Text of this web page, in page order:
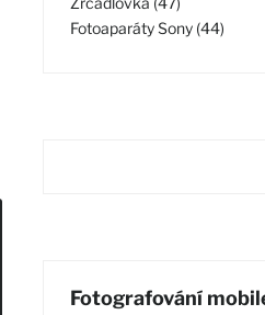
Fotoaparáty Sony (44)
Fotografování